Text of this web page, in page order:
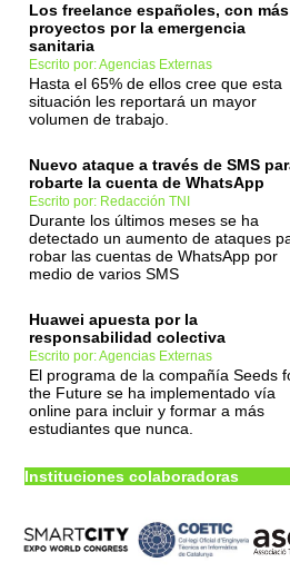
Los freelance españoles, con más
proyectos por la emergencia
sanitaria
Escrito por: Agencias Externas
Hasta el 65% de ellos cree que esta
situación les reportará un mayor
volumen de trabajo.
Nuevo ataque a través de SMS
robarte la cuenta de WhatsApp
Escrito por: Redacción TNI
Durante los últimos meses se ha
detectado un aumento de ataques
robar las cuentas de WhatsApp por
medio de varios SMS
Huawei apuesta por la
responsabilidad colectiva
Escrito por: Agencias Externas
El programa de la compañía Seeds
the Future se ha implementado vía
online para incluir y formar a más
estudiantes que nunca.
Instituciones colaboradoras